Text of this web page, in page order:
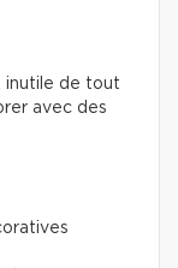
inutile de tout
avec des